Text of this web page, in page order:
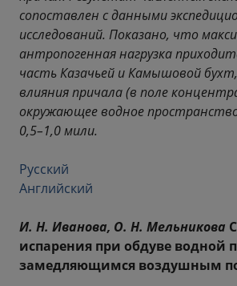
сопоставлен с данными
исследований. Показано, что
антропогенная нагрузка
часть Казачьей и Камышовой
влияния причала (в поле
окружающее водное
0,5–1,0 мили.
Русский
Английский
И. Н. Иванова, О. Н. Мельникова
испарения при обдуве водной
замедляющимся воздушным